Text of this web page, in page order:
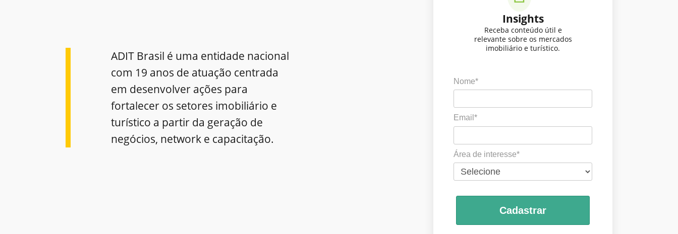
ADIT Brasil é uma entidade nacional
com 19 anos de atuação centrada
em desenvolver ações para
fortalecer os setores imobiliário e
turístico a partir da geração de
negócios, network e capacitação.
Insights
Receba conteúdo útil e
relevante sobre os mercados
imobiliário e turístico.
Nome*
Email*
Área de interesse*
Cadastrar